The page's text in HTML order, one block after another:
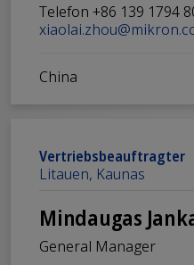
Telefon +86 139 1794
China
Vertriebsbeauftragter
Litauen, Kaunas
Mindaugas
General Manager